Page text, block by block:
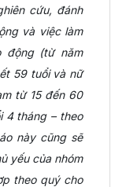
cứu, đánh
và việc làm
động (từ năm
59 tuổi và nữ
từ 15 đến 60
4 tháng – theo
này cũng sẽ
yếu của nhóm
theo quý cho